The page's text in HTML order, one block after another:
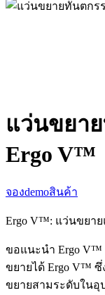
แว่นขยา
Ergo V™
จองdemoสินค้า
Ergo V™: แว่นขยา
ขอแนะนำ Ergo V™
ขยายได้ Ergo V™
ขยายสามระดับในอุ